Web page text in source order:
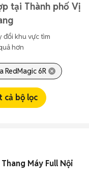
tại Thành phố Vị
đổi khu vực tìm
hơn
RedMagic 6R
cả bộ lọc
Máy Full Nội